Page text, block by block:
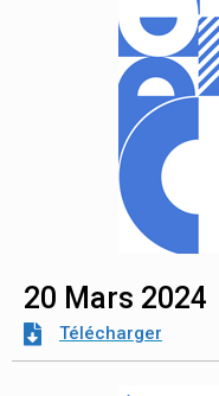
20 Mars 2024
Télécharger